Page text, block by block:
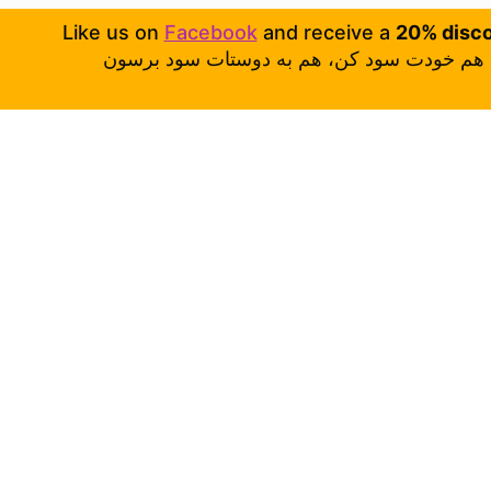
Like us on Facebookand receive a 20%
هم خودت سود کن، هم به دوستات سود برسون